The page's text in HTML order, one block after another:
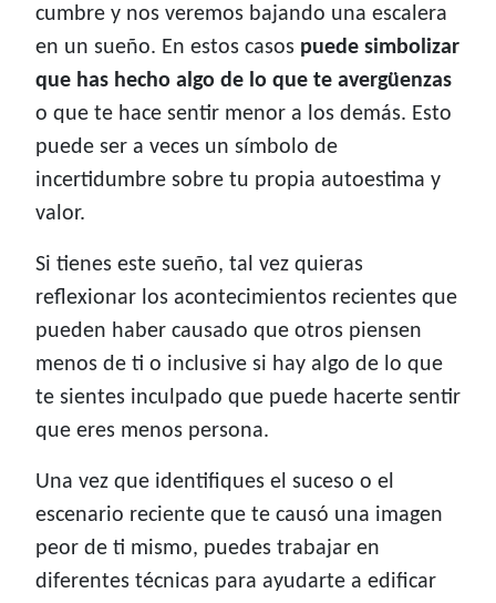
cumbre y nos veremos bajando una escalera
en un sueño. En estos casos puede simbolizar
que has hecho algo de lo que te avergüenzas
o que te hace sentir menor a los demás. Esto
puede ser a veces un símbolo de
incertidumbre sobre tu propia autoestima y
valor.
Si tienes este sueño, tal vez quieras
reflexionar los acontecimientos recientes que
pueden haber causado que otros piensen
menos de ti o inclusive si hay algo de lo que
te sientes inculpado que puede hacerte sentir
que eres menos persona.
Una vez que identifiques el suceso o el
escenario reciente que te causó una imagen
peor de ti mismo, puedes trabajar en
diferentes técnicas para ayudarte a edificar